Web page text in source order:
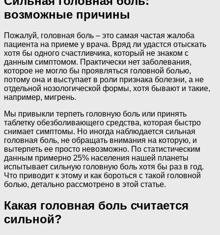
возможные причины
Пожалуй, головная боль – это самая частая жалоба
пациента на приеме у врача. Вряд ли удастся отыскать
хотя бы одного счастливчика, который не знаком с
данным симптомом. Практически нет заболевания,
которое не могло бы проявляться головной болью,
потому она и выступает в роли признака болезни, а не
отдельной нозологической формы, хотя бывают и такие,
например, мигрень.
Мы привыкли терпеть головную боль или принять
таблетку обезболивающего средства, которая быстро
снимает симптомы. Но иногда наблюдается сильная
головная боль, не обращать внимания на которую, и
вытерпеть ее просто невозможно. По статистическим
данным примерно 25% населения нашей планеты
испытывает сильную головную боль хотя бы раз в год.
Что приводит к этому и как бороться с такой головной
болью, детально рассмотрено в этой статье.
Какая головная боль считается
сильной?